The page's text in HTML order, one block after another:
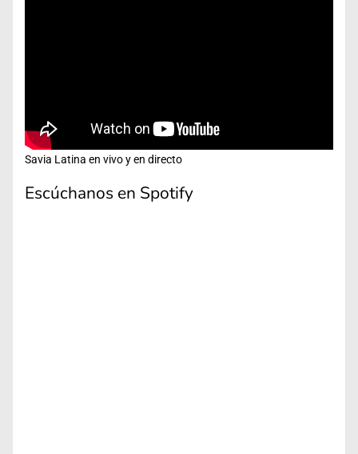
Savia Latina en vivo y en directo
Escúchanos en Spotify